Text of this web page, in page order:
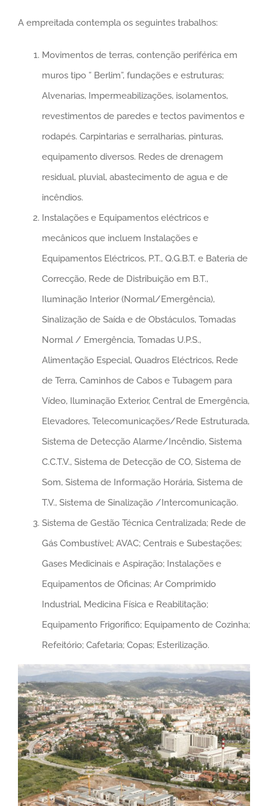
A empreitada contempla os seguintes trabalhos:
Movimentos de terras, contenção periférica em
muros tipo ” Berlim”, fundações e estruturas;
Alvenarias, Impermeabilizações, isolamentos,
revestimentos de paredes e tectos pavimentos e
rodapés. Carpintarias e serralharias, pinturas,
equipamento diversos. Redes de drenagem
residual, pluvial, abastecimento de agua e de
incêndios.
Instalações e Equipamentos eléctricos e
mecânicos que incluem Instalações e
Equipamentos Eléctricos, P.T., Q.G.B.T. e Bateria de
Correcção, Rede de Distribuição em B.T.,
Iluminação Interior (Normal/Emergência),
Sinalização de Saída e de Obstáculos, Tomadas
Normal / Emergência, Tomadas U.P.S.,
Alimentação Especial, Quadros Eléctricos, Rede
de Terra, Caminhos de Cabos e Tubagem para
Vídeo, Iluminação Exterior, Central de Emergência,
Elevadores, Telecomunicações/Rede Estruturada,
Sistema de Detecção Alarme/Incêndio, Sistema
C.C.T.V., Sistema de Detecção de CO, Sistema de
Som, Sistema de Informação Horária, Sistema de
T.V., Sistema de Sinalização /Intercomunicação.
Sistema de Gestão Técnica Centralizada; Rede de
Gás Combustível; AVAC; Centrais e Subestações;
Gases Medicinais e Aspiração; Instalações e
Equipamentos de Oficinas; Ar Comprimido
Industrial, Medicina Física e Reabilitação;
Equipamento Frigorífico; Equipamento de Cozinha;
Refeitório; Cafetaria; Copas; Esterilização.